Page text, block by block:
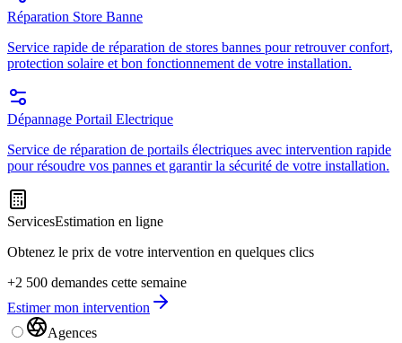
Réparation Store Banne
Service rapide de réparation de stores bannes pour retrouver confort,
protection solaire et bon fonctionnement de votre installation.
Dépannage Portail Electrique
Service de réparation de portails électriques avec intervention rapide
pour résoudre vos pannes et garantir la sécurité de votre installation.
ServicesEstimation en ligne
Obtenez le prix de votre intervention en quelques clics
+2 500 demandes cette semaine
Estimer mon intervention
Agences